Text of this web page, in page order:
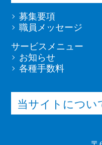
募集要項
職員メッセージ
サービスメニュー
お知らせ
各種手数料
当サイトについ